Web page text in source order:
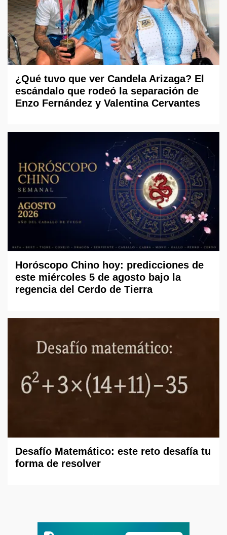
¿Qué tuvo que ver Candela Arizaga? El
escándalo que rodeó la separación de
Enzo Fernández y Valentina Cervantes
Horóscopo Chino hoy: predicciones de
este miércoles 5 de agosto bajo la
regencia del Cerdo de Tierra
Desafío Matemático: este reto desafía tu
forma de resolver